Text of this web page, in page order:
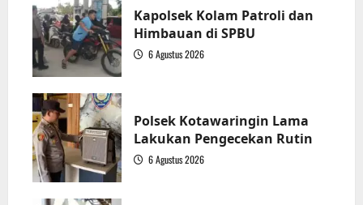
Kapolsek Kolam Patroli dan
Himbauan di SPBU
6 Agustus 2026
Polsek Kotawaringin Lama
Lakukan Pengecekan Rutin
6 Agustus 2026